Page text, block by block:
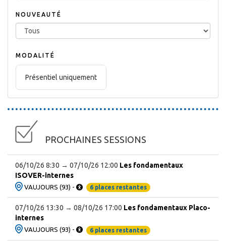
NOUVEAUTÉ
MODALITÉ
Présentiel uniquement
PROCHAINES SESSIONS
06/10/26 8:30 → 07/10/26 12:00 Les fondamentaux
ISOVER-internes
VAUJOURS (93) - 6 places restantes
07/10/26 13:30 → 08/10/26 17:00 Les fondamentaux Placo-
internes
VAUJOURS (93) - 6 places restantes